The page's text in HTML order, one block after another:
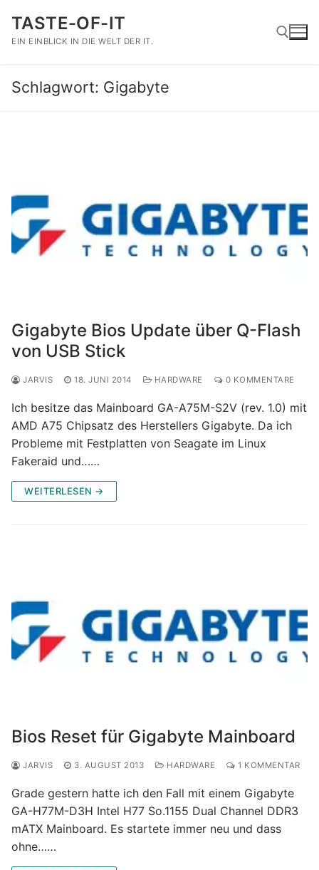
Inhalt
springen
TASTE-OF-IT
EIN EINBLICK IN DIE WELT DER IT.
Suchen nach:
Schlagwort: Gigabyte
Gigabyte Bios Update über Q-Flash
von USB Stick
JARVIS 18. JUNI 2014 HARDWARE 0 KOMMENTARE
Ich besitze das Mainboard GA-A75M-S2V (rev. 1.0) mit
AMD A75 Chipsatz des Herstellers Gigabyte. Da ich
Probleme mit Festplatten von Seagate im Linux
Fakeraid und……
WEITERLESEN →
Bios Reset für Gigabyte Mainboard
JARVIS 3. AUGUST 2013 HARDWARE 1 KOMMENTAR
Grade gestern hatte ich den Fall mit einem Gigabyte
GA-H77M-D3H Intel H77 So.1155 Dual Channel DDR3
mATX Mainboard. Es startete immer neu und dass
ohne……